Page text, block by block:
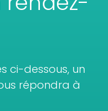
ci-dessous, un
répondra à